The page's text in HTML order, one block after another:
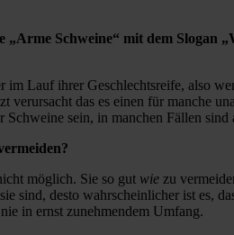
Schweine“ mit dem Slogan
im Lauf ihrer Geschlechtsreife, also
verursacht das es einen für manche
sein, in manchen Fällen
möglich. Sie so gut wie zu
sind, desto wahrscheinlicher ist
in ernst zunehmendem Umfang.